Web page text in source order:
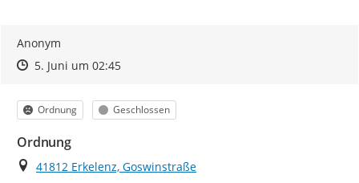
Anonym
Zeitpunkt des Erstellens
Zeitpunkt des Erstellens
5. Juni um 02:45Zur Äußerung
Kategorie
Ordnung Status
Geschlossen
Ordnung
Ort
41812 Erkelenz, Goswinstraße